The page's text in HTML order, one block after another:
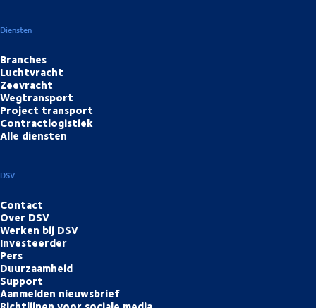
Diensten
Branches
Luchtvracht
Zeevracht
Wegtransport
Project transport
Contractlogistiek
Alle diensten
DSV
Contact
Over DSV
Werken bij DSV
Investeerder
Pers
Duurzaamheid
Support
Aanmelden nieuwsbrief